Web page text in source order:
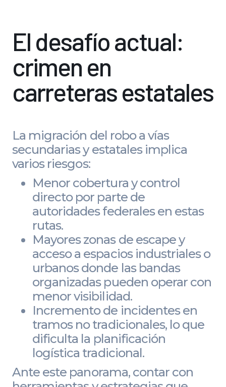
El desafío actual:
crimen en
carreteras estatales
La migración del robo a vías
secundarias y estatales implica
varios riesgos:
Menor cobertura y control
directo por parte de
autoridades federales en estas
rutas.
Mayores zonas de escape y
acceso a espacios industriales o
urbanos donde las bandas
organizadas pueden operar con
menor visibilidad.
Incremento de incidentes en
tramos no tradicionales, lo que
dificulta la planificación
logística tradicional.
Ante este panorama, contar con